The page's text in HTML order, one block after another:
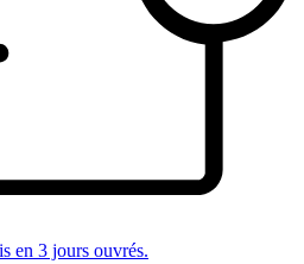
en 3 jours ouvrés.